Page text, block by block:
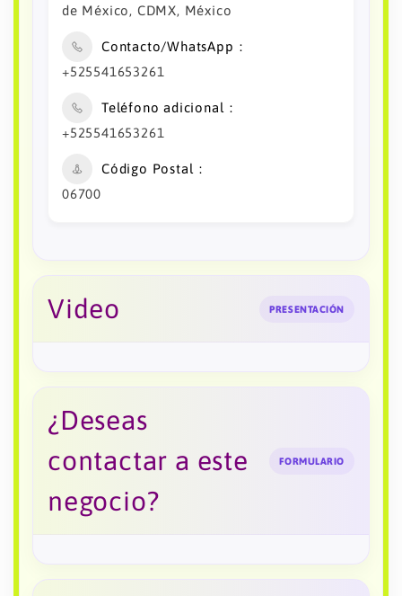
de México, CDMX, México
Contacto/WhatsApp
+525541653261
Teléfono adicional
+525541653261
Código Postal
06700
Video PRESENTACIÓN
¿Deseas
contactar a este
negocio?
FORMULARIO